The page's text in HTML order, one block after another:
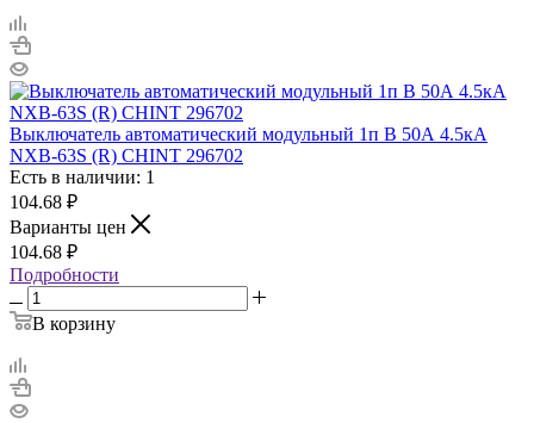
Выключатель автоматический модульный 1п B 50А 4.5кА
NXB-63S (R) CHINT 296702
Есть в наличии: 1
104.68 ₽
Варианты цен
104.68 ₽
Подробности
В корзину